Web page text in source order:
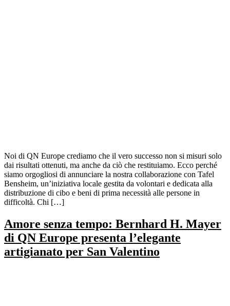
Noi di QN Europe crediamo che il vero successo non si misuri solo
dai risultati ottenuti, ma anche da ciò che restituiamo. Ecco perché
siamo orgogliosi di annunciare la nostra collaborazione con Tafel
Bensheim, un’iniziativa locale gestita da volontari e dedicata alla
distribuzione di cibo e beni di prima necessità alle persone in
difficoltà. Chi […]
Amore senza tempo: Bernhard H. Mayer
di QN Europe presenta l’elegante
artigianato per San Valentino